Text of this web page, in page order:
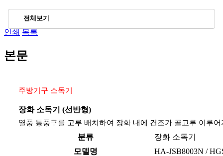
전체보기
· 자외선 컵 소독기
· 칼도마 소독기
· 식판 소독기
· 행주 소독기
· 고무장갑 소독기
인쇄 목록
본문
주방기구 소독기
장화 소독기 (선반형)
열풍 통풍구를 고루 배치하여 장화 내에 건조가 골고루 이루
분류
장화 소독기
모델명
HA-JSB8003N /